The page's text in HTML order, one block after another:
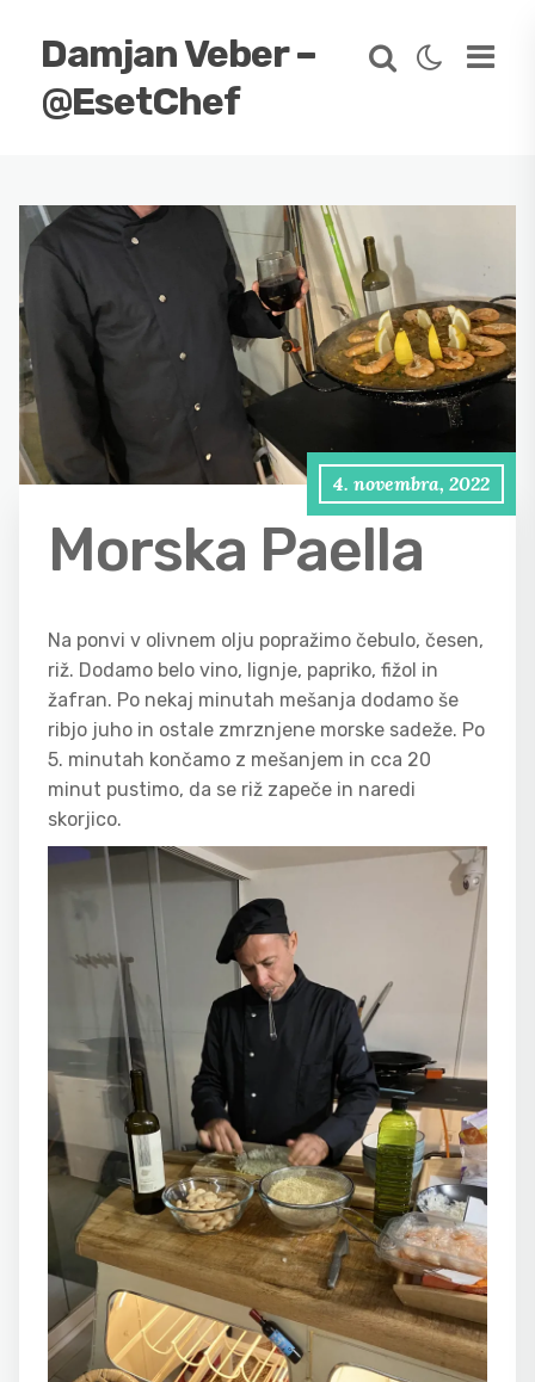
Damjan Veber –
@EsetChef
4. novembra, 2022
Morska Paella
Na ponvi v olivnem olju popražimo čebulo, česen,
riž. Dodamo belo vino, lignje, papriko, fižol in
žafran. Po nekaj minutah mešanja dodamo še
ribjo juho in ostale zmrznjene morske sadeže. Po
5. minutah končamo z mešanjem in cca 20
minut pustimo, da se riž zapeče in naredi
skorjico.